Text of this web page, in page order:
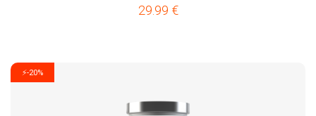
29.99 €
⚡-20%